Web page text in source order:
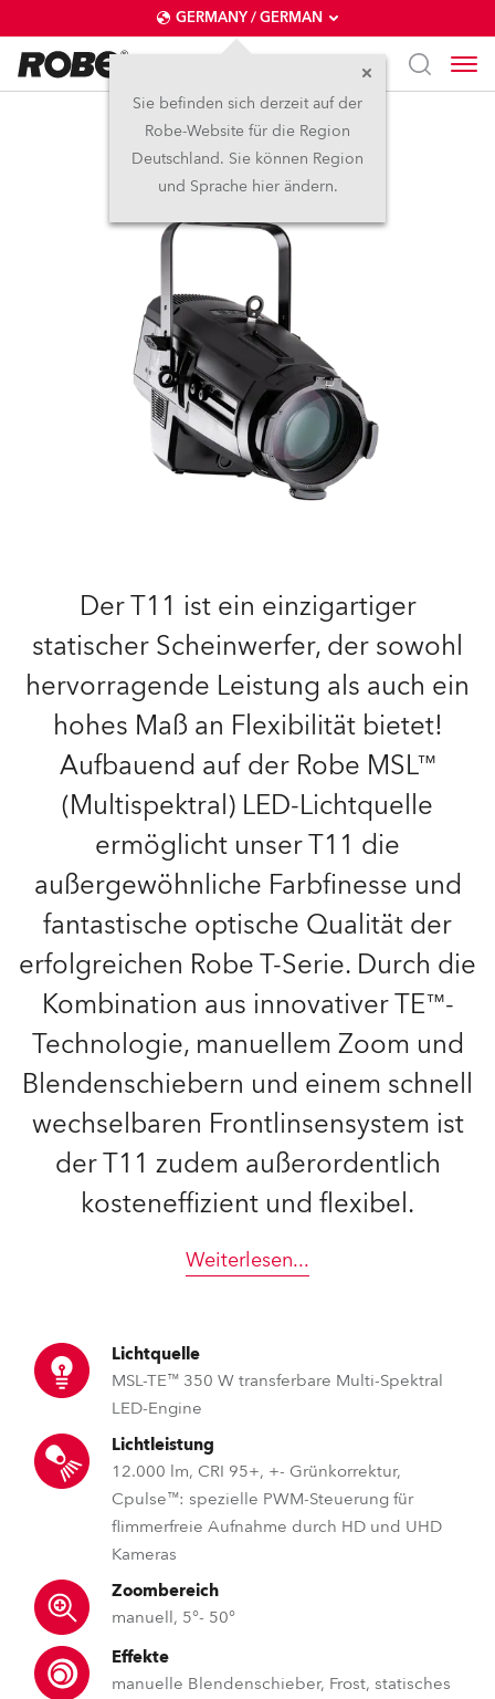
GERMANY / GERMAN
Sie befinden sich derzeit auf der
Robe-Website für die Region
Deutschland. Sie können Region
und Sprache hier ändern.
T11 Profile™
Der T11 ist ein einzigartiger
statischer Scheinwerfer, der sowohl
hervorragende Leistung als auch ein
hohes Maß an Flexibilität bietet!
Aufbauend auf der Robe MSL™
(Multispektral) LED-Lichtquelle
ermöglicht unser T11 die
außergewöhnliche Farbfinesse und
fantastische optische Qualität der
erfolgreichen Robe T-Serie. Durch die
Kombination aus innovativer TE™-
Technologie, manuellem Zoom und
Blendenschiebern und einem schnell
wechselbaren Frontlinsensystem ist
der T11 zudem außerordentlich
kosteneffizient und flexibel.
Weiterlesen...
Lichtquelle
MSL-TE™ 350 W transferbare Multi-Spektral
LED-Engine
Lichtleistung
12.000 lm, CRI 95+, +- Grünkorrektur,
Cpulse™: spezielle PWM-Steuerung für
flimmerfreie Aufnahme durch HD und UHD
Kameras
Zoombereich
manuell, 5°- 50°
Effekte
manuelle Blendenschieber, Frost, statisches